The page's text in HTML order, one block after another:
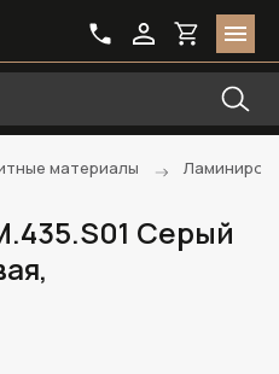
материалы
Серый